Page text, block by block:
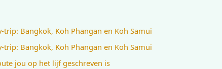
trip: Bangkok, Koh Phangan en Koh Samui
trip: Bangkok, Koh Phangan en Koh Samui
jou op het lijf geschreven is